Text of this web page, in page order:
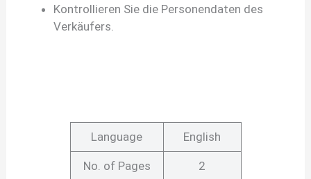
Kontrollieren Sie die Personendaten des
Verkäufers.
Language English
No. of Pages 2